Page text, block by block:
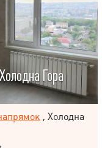
Гора
, Холодна